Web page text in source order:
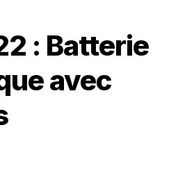
: Batterie
avec